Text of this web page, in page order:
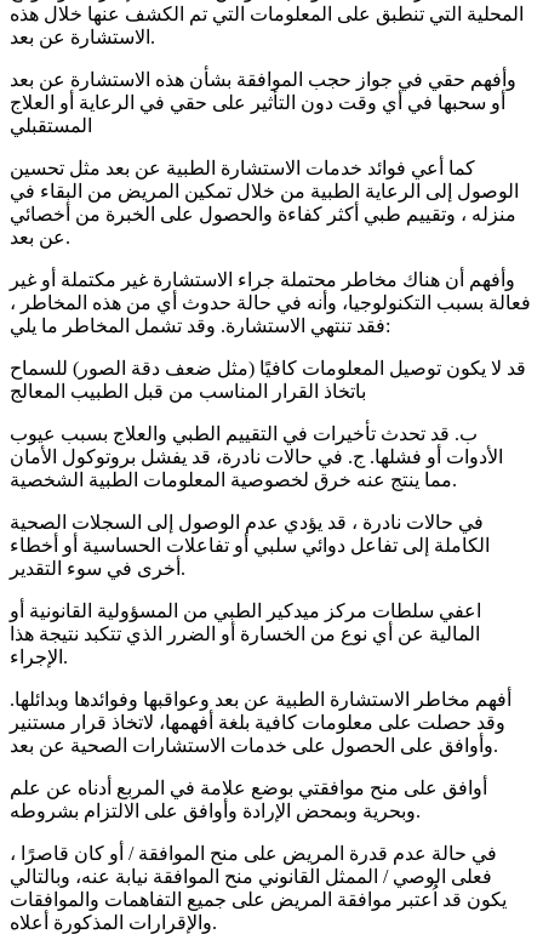
المحلية التي تنطبق على المعلومات التي تم الكشف عنها خلال هذه
الاستشارة عن بعد.
وأفهم حقي في جواز حجب الموافقة بشأن هذه الاستشارة عن بعد
أو سحبها في أي وقت دون التأثير على حقي في الرعاية أو العلاج
المستقبلي
كما أعي فوائد خدمات الاستشارة الطبية عن بعد مثل تحسين
الوصول إلى الرعاية الطبية من خلال تمكين المريض من البقاء في
منزله ، وتقييم طبي أكثر كفاءة والحصول على الخبرة من أخصائي
عن بعد.
وأفهم أن هناك مخاطر محتملة جراء الاستشارة غير مكتملة أو غير
فعالة بسبب التكنولوجيا، وأنه في حالة حدوث أي من هذه المخاطر ،
فقد تنتهي الاستشارة. وقد تشمل المخاطر ما يلي:
قد لا يكون توصيل المعلومات كافيًا (مثل ضعف دقة الصور) للسماح
باتخاذ القرار المناسب من قبل الطبيب المعالج
ب. قد تحدث تأخيرات في التقييم الطبي والعلاج بسبب عيوب
الأدوات أو فشلها. ج. في حالات نادرة، قد يفشل بروتوكول الأمان
مما ينتج عنه خرق لخصوصية المعلومات الطبية الشخصية.
في حالات نادرة ، قد يؤدي عدم الوصول إلى السجلات الصحية
الكاملة إلى تفاعل دوائي سلبي أو تفاعلات الحساسية أو أخطاء
أخرى في سوء التقدير.
اعفي سلطات مركز ميدكير الطبي من المسؤولية القانونية أو
المالية عن أي نوع من الخسارة أو الضرر الذي تتكبد نتيجة هذا
الإجراء.
أفهم مخاطر الاستشارة الطبية عن بعد وعواقبها وفوائدها وبدائلها.
وقد حصلت على معلومات كافية بلغة أفهمها، لاتخاذ قرار مستنير
وأوافق على الحصول على خدمات الاستشارات الصحية عن بعد.
أوافق على منح موافقتي بوضع علامة في المربع أدناه عن علم
وبحرية وبمحض الإرادة وأوافق على الالتزام بشروطه.
في حالة عدم قدرة المريض على منح الموافقة / أو كان قاصرًا ،
فعلى الوصي / الممثل القانوني منح الموافقة نيابة عنه، وبالتالي
يكون قد اُعتبر موافقة المريض على جميع التفاهمات والموافقات
والإقرارات المذكورة أعلاه.